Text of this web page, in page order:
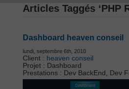
Articles Taggés ‘PHP
Dashboard heaven conseil
lundi, septembre 6th, 2010
Client : heaven conseil
Projet : Dashboard
Prestations : Dev BackEnd, Dev